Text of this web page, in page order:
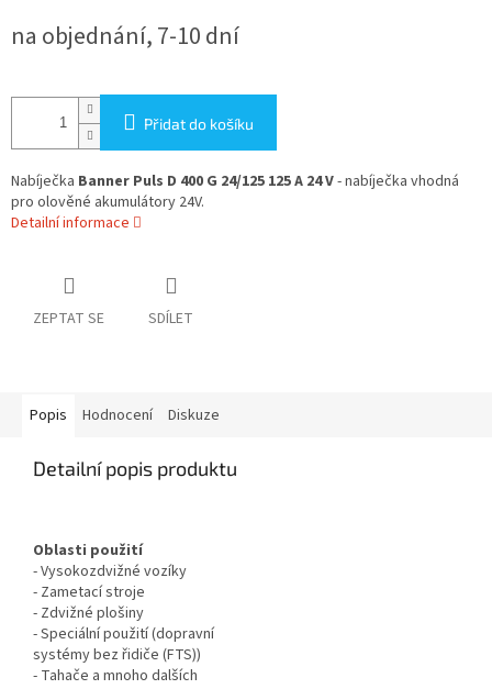
cena:
na objednání, 7-10 dní
Přidat do košíku
Nabíječka Banner Puls D 400 G 24/125 125 A 24 V- nabíječka vhodná
pro olověné akumulátory 24V.
Detailní informace
ZEPTAT SE SDÍLET
Popis Hodnocení Diskuze
Detailní popis produktu
Oblasti použití
- Vysokozdvižné vozíky
- Zametací stroje
- Zdvižné plošiny
- Speciální použití (dopravní
systémy bez řidiče (FTS))
- Tahače a mnoho dalších